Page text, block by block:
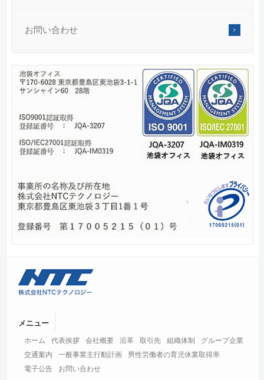
お問い合わせ
メニュー
ホーム 代表挨拶 会社概要 沿革 取引先 組織体制
グループ企業
交通案内
一般事業主行動計画
男性労働者の育児休業取得率
電子公告
お問い合わせ